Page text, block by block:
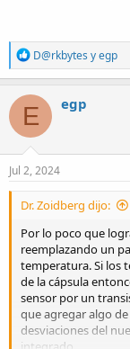
R
e
a
c
t
i
o
n
s
D@rkbytes yegp
E egp
Jul 2, 2024
Dr. Zoidberg dijo:
Por lo poco que
reemplazando un
temperatura. Si los
de la cápsula
sensor por un
que agregar algo
desviaciones del